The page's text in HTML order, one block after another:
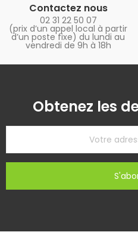
Contactez nous
02 31 22 50 07
(prix d’un appel local à partir
d’un poste fixe) du lundi au
vendredi de 9h à 18h
Obtenez les